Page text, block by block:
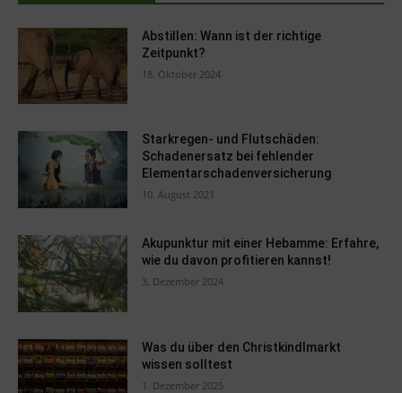
Abstillen: Wann ist der richtige
Zeitpunkt?
18. Oktober 2024
Starkregen- und Flutschäden:
Schadenersatz bei fehlender
Elementarschadenversicherung
10. August 2021
Akupunktur mit einer Hebamme: Erfahre,
wie du davon profitieren kannst!
3. Dezember 2024
Was du über den Christkindlmarkt
wissen solltest
1. Dezember 2025